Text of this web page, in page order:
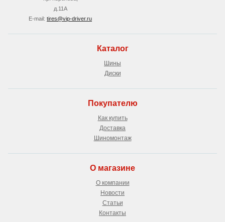
д.11А
E-mail: tires@vip-driver.ru
Каталог
Шины
Диски
Покупателю
Как купить
Доставка
Шиномонтаж
О магазине
О компании
Новости
Статьи
Контакты